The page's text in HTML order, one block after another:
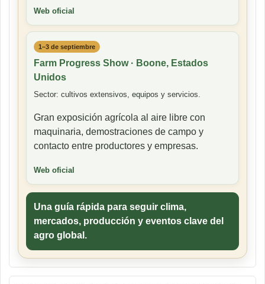
Web oficial
1–3 de septiembre
Farm Progress Show · Boone, Estados
Unidos
Sector: cultivos extensivos, equipos y servicios.
Gran exposición agrícola al aire libre con
maquinaria, demostraciones de campo y
contacto entre productores y empresas.
Web oficial
Una guía rápida para seguir clima,
mercados, producción y eventos clave del
agro global.